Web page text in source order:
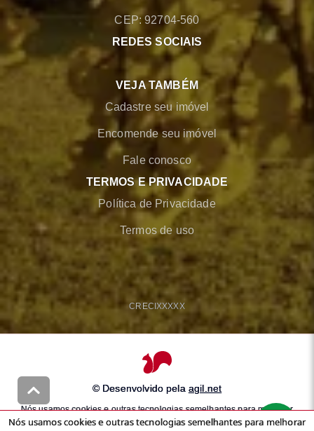
CEP: 92704-560
REDES SOCIAIS
VEJA TAMBÉM
Cadastre seu imóvel
Encomende seu imóvel
Fale conosco
TERMOS E PRIVACIDADE
Política de Privacidade
Termos de uso
CRECIXXXXX
© Desenvolvido pela agil.net
Nós usamos cookies e outras tecnologias semelhantes para melhorar
a sua experiência em nossos serviços, personalizar publicidade e
Nós usamos cookies e outras tecnologias semelhantes para melhorar